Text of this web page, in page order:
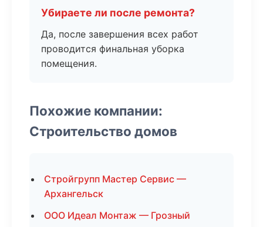
Убираете ли после ремонта?
Да, после завершения всех работ
проводится финальная уборка
помещения.
Похожие компании:
Строительство домов
Стройгрупп Мастер Сервис —
Архангельск
ООО Идеал Монтаж — Грозный